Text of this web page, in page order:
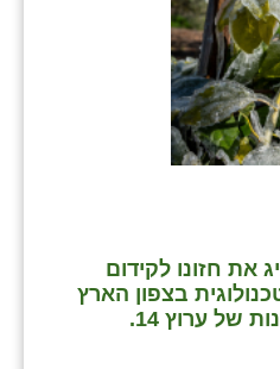
את חזונו לקידום
בצפון הארץ
של ערוץ 14.